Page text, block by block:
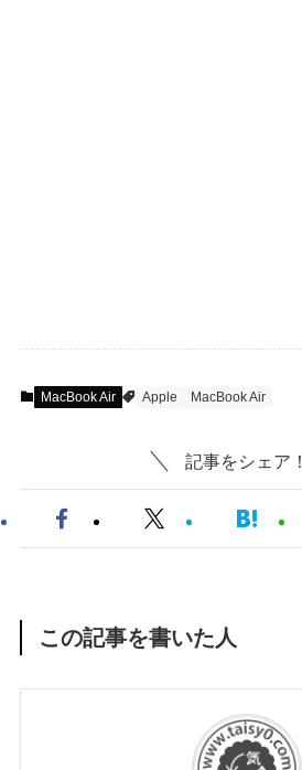
MacBook Air Apple MacBook Air
記事をシェア！
この記事を書いた人